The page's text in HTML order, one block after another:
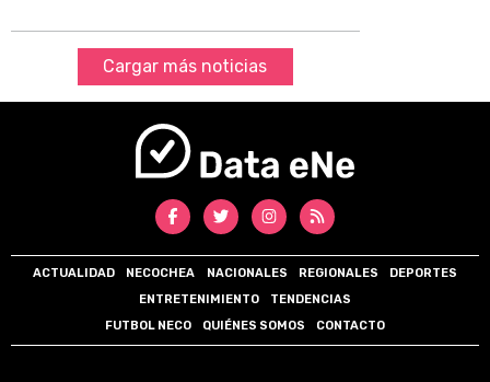
Cargar más noticias
ACTUALIDAD NECOCHEA NACIONALES REGIONALES
DEPORTES
ENTRETENIMIENTO
TENDENCIAS
FUTBOL NECO
QUIÉNES SOMOS CONTACTO